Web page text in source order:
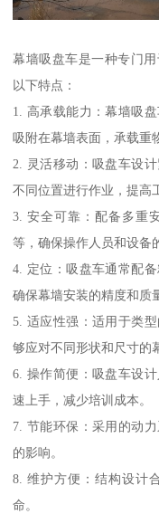
幕墙吸盘车是一种专门
以下特点：
1. 高承载能力：幕墙吸
吸附在幕墙表面，承载重
2. 灵活移动：吸盘车设
不同位置进行作业，提高
3. 安全可靠：配备多重
等，确保操作人员和设备
4. 定位：吸盘车通常配
确保幕墙安装的精度和质
5. 适应性强：适用于类
够应对不同形状和尺寸的
6. 操作简便：吸盘车设
速上手，减少培训成本。
7. 节能环保：采用的动
的影响。
8. 维护方便：结构设计
命。